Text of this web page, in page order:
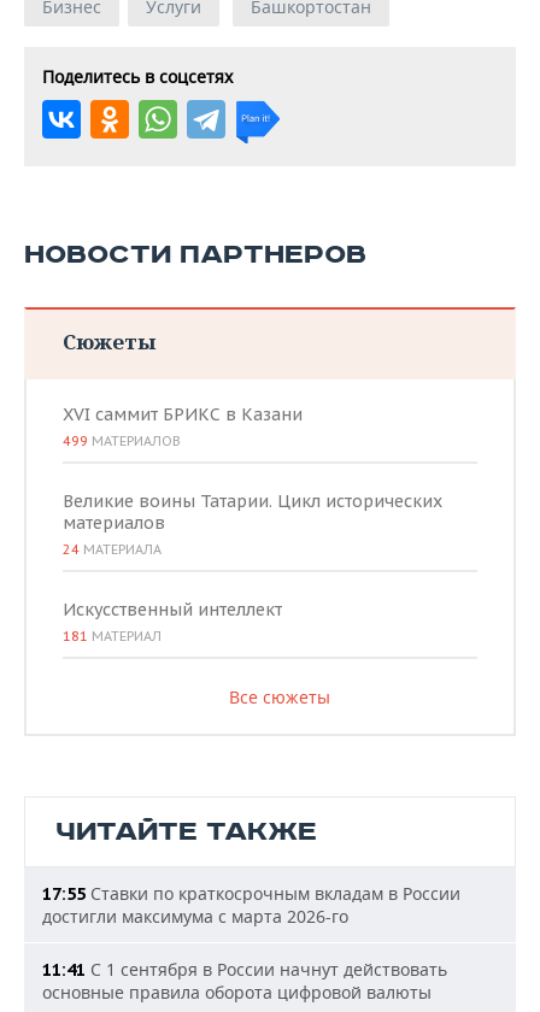
Бизнес Услуги Башкортостан
Поделитесь в соцсетях
НОВОСТИ ПАРТНЕРОВ
Сюжеты
XVI саммит БРИКС в Казани
499 МАТЕРИАЛОВ
Великие воины Татарии. Цикл исторических
материалов
24 МАТЕРИАЛА
Искусственный интеллект
181 МАТЕРИАЛ
Все сюжеты
ЧИТАЙТЕ ТАКЖЕ
17:55 Ставки по краткосрочным вкладам в России
достигли максимума с марта 2026-го
11:41 С 1 сентября в России начнут действовать
основные правила оборота цифровой валюты